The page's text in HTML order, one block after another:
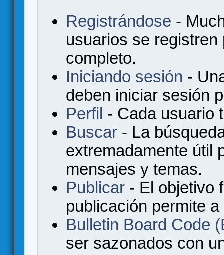
Registrándose -
usuarios se
completo.
Iniciando sesión -
deben iniciar sesión
Perfil - Cada usuario
Buscar - La
extremadamente útil
mensajes y temas.
Publicar - El objetivo
publicación permite
Bulletin Board Code
ser sazonados con